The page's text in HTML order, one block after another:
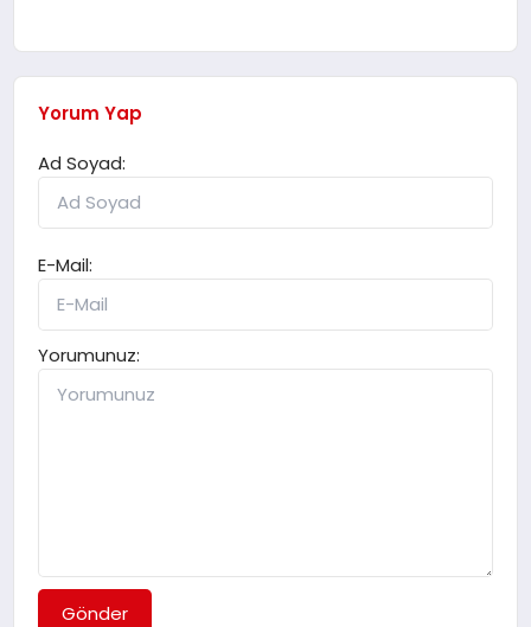
Yorum Yap
Ad Soyad:
E-Mail:
Yorumunuz:
Gönder